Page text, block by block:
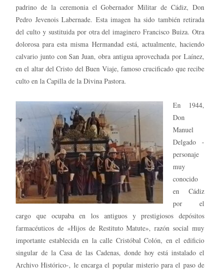
padrino de la ceremonia el Gobernador Militar de Cádiz, Don
Pedro Jevenois Labernade. Esta imagen ha sido también retirada
del culto y sustituida por otra del imaginero Francisco Buiza. Otra
dolorosa para esta misma Hermandad está, actualmente, haciendo
calvario junto con San Juan, obra antigua aprovechada por Laínez,
en el altar del Cristo del Buen Viaje, famoso crucificado que recibe
culto en la Capilla de la Divina Pastora.
En 1944,
Don
Manuel
Delgado -
personaje
muy
conocido
en Cádiz
por el
cargo que ocupaba en los antiguos y prestigiosos depósitos
farmacéuticos de «Hijos de Restituto Matute», razón social muy
importante establecida en la calle Cristóbal Colón, en el edificio
singular de la Casa de las Cadenas, donde hoy está instalado el
Archivo Histórico-, le encarga el popular misterio para el paso de